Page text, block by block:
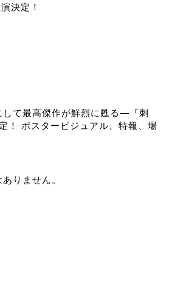
決定！
て最高傑作が鮮烈に甦る―『刺
！ ポスタービジュアル、特報、場
りません。